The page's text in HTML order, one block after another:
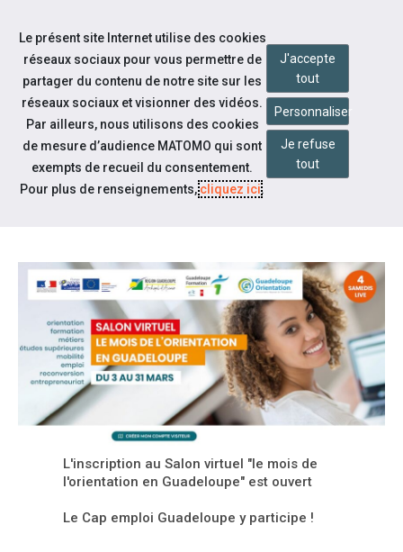
Aller au contenu
Notre actualité
SALON VIRTUEL: LE MOIS DE
L'inscription au Salon virtuel "le mois de
l'orientation en Guadeloupe" est ouvert
Le Cap emploi Guadeloupe y participe !
Le présent site Internet utilise des cookies
réseaux sociaux pour vous permettre de
partager du contenu de notre site sur les
réseaux sociaux et visionner des vidéos.
Par ailleurs, nous utilisons des cookies
de mesure d’audience MATOMO qui sont
exempts de recueil du consentement.
Pour plus de renseignements,cliquez ici.
J'accepte
tout
Personnaliser
Je refuse
tout